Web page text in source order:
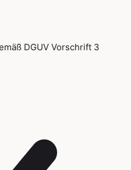
DGUV Vorschrift 3